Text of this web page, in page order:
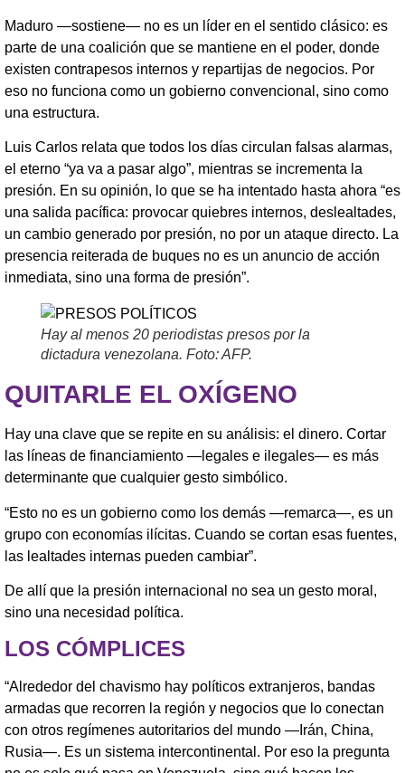
Maduro —sostiene— no es un líder en el sentido clásico: es
parte de una coalición que se mantiene en el poder, donde
existen contrapesos internos y repartijas de negocios. Por
eso no funciona como un gobierno convencional, sino como
una estructura.
Luis Carlos relata que todos los días circulan falsas alarmas,
el eterno “ya va a pasar algo”, mientras se incrementa la
presión. En su opinión, lo que se ha intentado hasta ahora “es
una salida pacífica: provocar quiebres internos, deslealtades,
un cambio generado por presión, no por un ataque directo. La
presencia reiterada de buques no es un anuncio de acción
inmediata, sino una forma de presión”.
Hay al menos 20 periodistas presos por la
dictadura venezolana. Foto: AFP.
QUITARLE EL OXÍGENO
Hay una clave que se repite en su análisis: el dinero. Cortar
las líneas de financiamiento —legales e ilegales— es más
determinante que cualquier gesto simbólico.
“Esto no es un gobierno como los demás —remarca—, es un
grupo con economías ilícitas. Cuando se cortan esas fuentes,
las lealtades internas pueden cambiar”.
De allí que la presión internacional no sea un gesto moral,
sino una necesidad política.
LOS CÓMPLICES
“Alrededor del chavismo hay políticos extranjeros, bandas
armadas que recorren la región y negocios que lo conectan
con otros regímenes autoritarios del mundo —Irán, China,
Rusia—. Es un sistema intercontinental. Por eso la pregunta